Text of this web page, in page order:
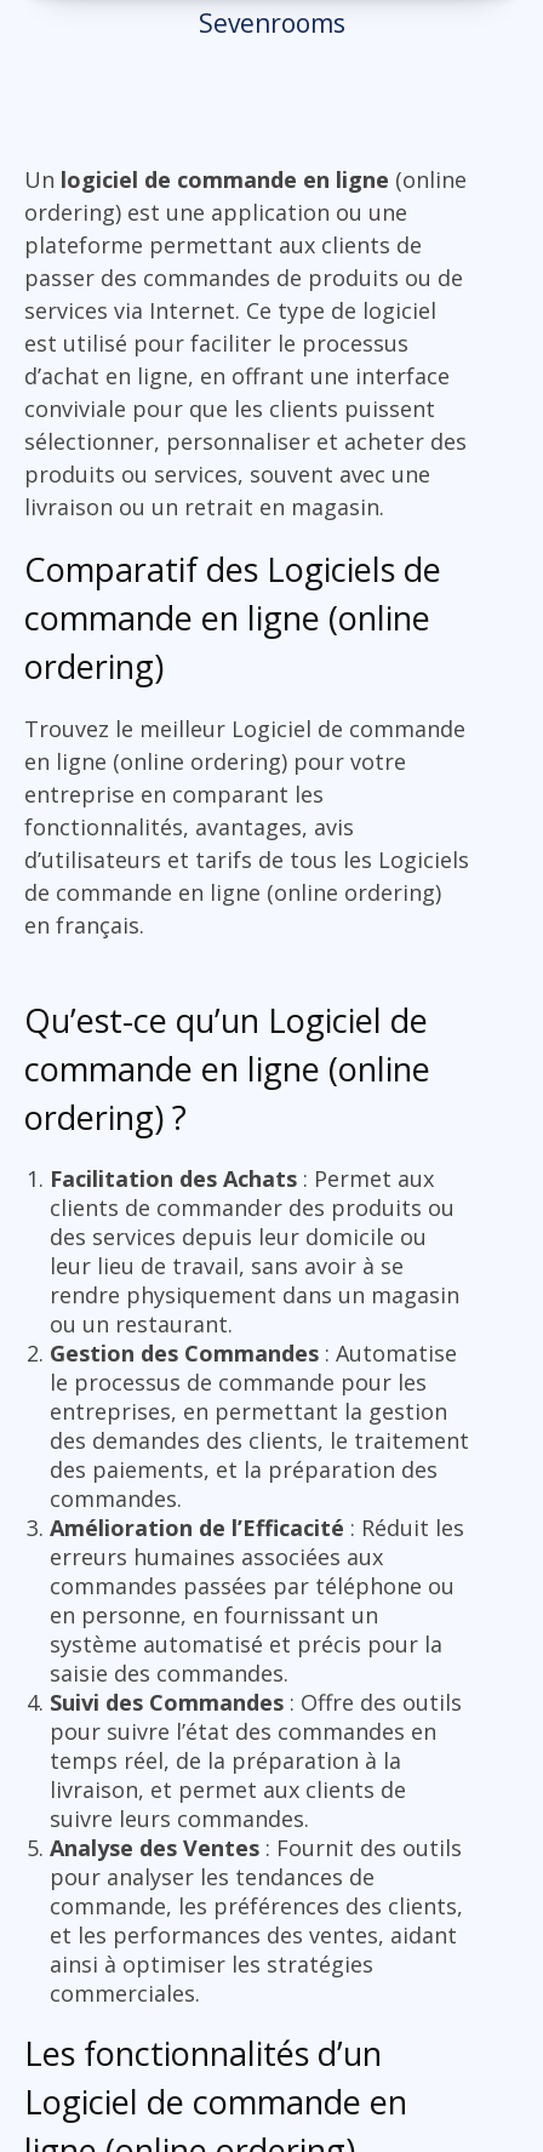
Sevenrooms
Un logiciel de commande en ligne (online
ordering) est une application ou une
plateforme permettant aux clients de
passer des commandes de produits ou de
services via Internet. Ce type de logiciel
est utilisé pour faciliter le processus
d’achat en ligne, en offrant une interface
conviviale pour que les clients puissent
sélectionner, personnaliser et acheter des
produits ou services, souvent avec une
livraison ou un retrait en magasin.
Comparatif des Logiciels de
commande en ligne (online
ordering)
Trouvez le meilleur Logiciel de commande
en ligne (online ordering) pour votre
entreprise en comparant les
fonctionnalités, avantages, avis
d’utilisateurs et tarifs de tous les Logiciels
de commande en ligne (online ordering)
en français.
Qu’est-ce qu’un Logiciel de
commande en ligne (online
ordering) ?
Facilitation des Achats : Permet aux
clients de commander des produits ou
des services depuis leur domicile ou
leur lieu de travail, sans avoir à se
rendre physiquement dans un magasin
ou un restaurant.
Gestion des Commandes : Automatise
le processus de commande pour les
entreprises, en permettant la gestion
des demandes des clients, le traitement
des paiements, et la préparation des
commandes.
Amélioration de l’Efficacité : Réduit les
erreurs humaines associées aux
commandes passées par téléphone ou
en personne, en fournissant un
système automatisé et précis pour la
saisie des commandes.
Suivi des Commandes : Offre des outils
pour suivre l’état des commandes en
temps réel, de la préparation à la
livraison, et permet aux clients de
suivre leurs commandes.
Analyse des Ventes : Fournit des outils
pour analyser les tendances de
commande, les préférences des clients,
et les performances des ventes, aidant
ainsi à optimiser les stratégies
commerciales.
Les fonctionnalités d’un
Logiciel de commande en